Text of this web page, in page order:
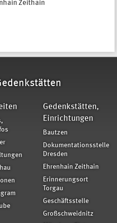
Zeithain
Gedenkstätten,
Einrichtungen
Bautzen
Dokumentationsstelle
Dresden
Ehrenhain Zeithain
Erinnerungsort
Torgau
Geschäftsstelle
Großschweidnitz